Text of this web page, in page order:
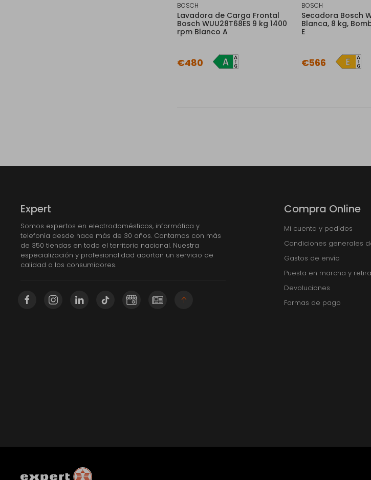
BOSCH
Lavadora de Carga Frontal
Bosch WUU28T68ES 9 kg 1400
rpm Blanco A
€480
BOSCH
Secadora Bosch
Blanca, 8 kg,
E
€566
Expert
Somos expertos en electrodomésticos, informática y
telefonía desde hace más de 30 años. Contamos con más
de 350 tiendas en todo el territorio nacional. Nuestra
especialización y profesionalidad aportan un servicio de
calidad a los consumidores.
Compra Online
Mi cuenta y pedidos
Condiciones generales
Gastos de envío
Puesta en marcha y
Devoluciones
Formas de pago